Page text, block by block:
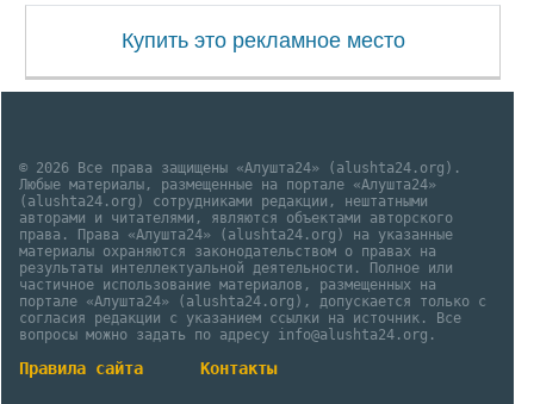
Купить это рекламное место
© 2026 Все права защищены «Алушта24» (alushta24.org).
Любые материалы, размещенные на портале «Алушта24»
(alushta24.org) сотрудниками редакции, нештатными
авторами и читателями, являются объектами авторского
права. Права «Алушта24» (alushta24.org) на указанные
материалы охраняются законодательством о правах на
результаты интеллектуальной деятельности. Полное или
частичное использование материалов, размещенных на
портале «Алушта24» (alushta24.org), допускается только с
согласия редакции с указанием ссылки на источник. Все
вопросы можно задать по адресу info@alushta24.org.
Правила сайта Контакты